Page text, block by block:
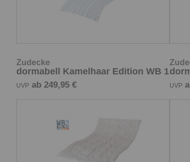
Zudecke
dormabell Kamelhaar Edition WB 1
UVP ab 249,95 € UVP